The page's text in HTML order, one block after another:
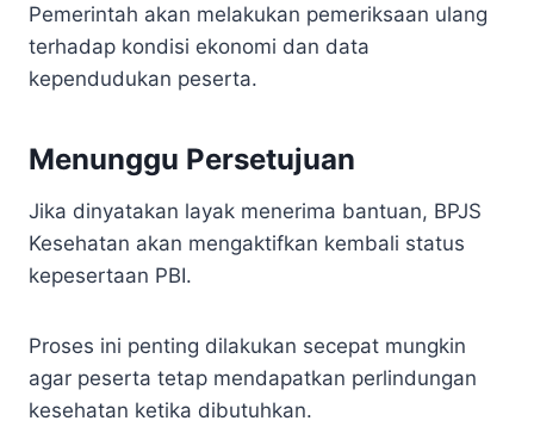
Pemerintah akan melakukan pemeriksaan ulang
terhadap kondisi ekonomi dan data
kependudukan peserta.
Menunggu Persetujuan
Jika dinyatakan layak menerima bantuan, BPJS
Kesehatan akan mengaktifkan kembali status
kepesertaan PBI.
Proses ini penting dilakukan secepat mungkin
agar peserta tetap mendapatkan perlindungan
kesehatan ketika dibutuhkan.